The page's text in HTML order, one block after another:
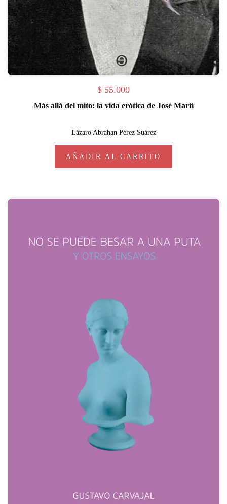
$ 55.000
Más allá del mito: la vida erótica de José Martí
Lázaro Abrahan Pérez Suárez
AÑADIR AL CARRITO